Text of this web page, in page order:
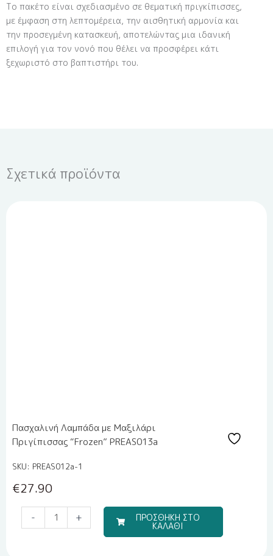
Το πακέτο είναι σχεδιασμένο σε θεματική πριγκίπισσες,
με έμφαση στη λεπτομέρεια, την αισθητική αρμονία και
την προσεγμένη κατασκευή, αποτελώντας μια ιδανική
επιλογή για τον νονό που θέλει να προσφέρει κάτι
ξεχωριστό στο βαπτιστήρι του.
Σχετικά προϊόντα
Πασχαλινή Λαμπάδα με Μαξιλάρι
Πριγίπισσας “Frozen” PREAS013a
SKU: PREAS012a-1
€27.90
-
Αξεσουάρ
+ ΠΡΟΣΘΗΚΗ ΣΤΟ
ΚΑΛΑΘΙ